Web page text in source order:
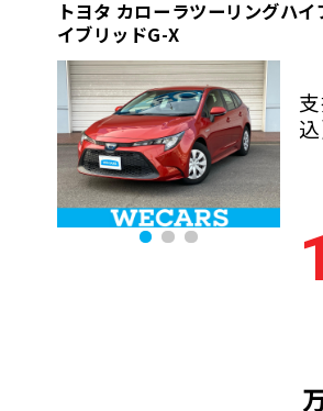
トヨタ カローラツーリングハ
イブリッドG-X
込